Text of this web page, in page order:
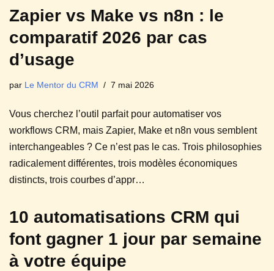
Zapier vs Make vs n8n : le
comparatif 2026 par cas
d’usage
par Le Mentor du CRM 7 mai 2026
Vous cherchez l’outil parfait pour automatiser vos
workflows CRM, mais Zapier, Make et n8n vous semblent
interchangeables ? Ce n’est pas le cas. Trois philosophies
radicalement différentes, trois modèles économiques
distincts, trois courbes d’appr…
10 automatisations CRM qui
font gagner 1 jour par semaine
à votre équipe